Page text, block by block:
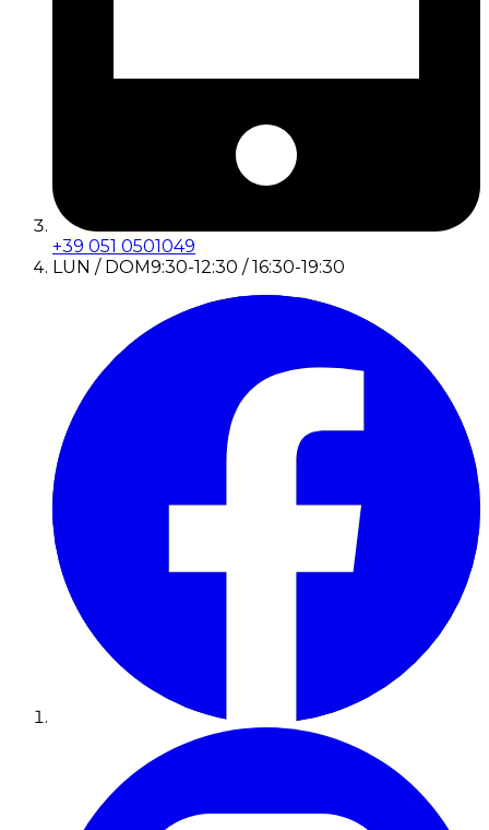
+39 051 0501049
LUN / DOM9:30-12:30 / 16:30-19:30